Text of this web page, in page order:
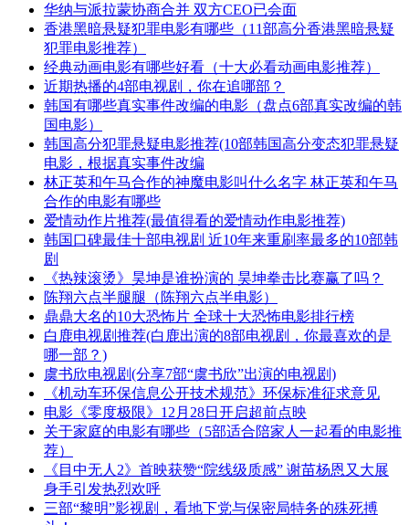
​华纳与派拉蒙协商合并 双方CEO已会面
​香港黑暗悬疑犯罪电影有哪些（11部高分香港黑暗悬疑
犯罪电影推荐）
​经典动画电影有哪些好看（十大必看动画电影推荐）
​近期热播的4部电视剧，你在追哪部？
​韩国有哪些真实事件改编的电影（盘点6部真实改编的韩
国电影）
​韩国高分犯罪悬疑电影推荐(10部韩国高分变态犯罪悬疑
电影，根据真实事件改编
​林正英和午马合作的神魔电影叫什么名字 林正英和午马
合作的电影有哪些
​爱情动作片推荐(最值得看的爱情动作电影推荐)
​韩国口碑最佳十部电视剧 近10年来重刷率最多的10部韩
剧
​《热辣滚烫》昊坤是谁扮演的 昊坤拳击比赛赢了吗？
​陈翔六点半腿腿（陈翔六点半电影）
​鼎鼎大名的10大恐怖片 全球十大恐怖电影排行榜
​白鹿电视剧推荐(白鹿出演的8部电视剧，你最喜欢的是
哪一部？)
​虞书欣电视剧(分享7部“虞书欣”出演的电视剧)
​《机动车环保信息公开技术规范》环保标准征求意见
​电影《零度极限》12月28日开启超前点映
​关于家庭的电影有哪些（5部适合陪家人一起看的电影推
荐）
​《目中无人2》首映获赞“院线级质感” 谢苗杨恩又大展
身手引发热烈欢呼
​三部“黎明”影视剧，看地下党与保密局特务的殊死搏